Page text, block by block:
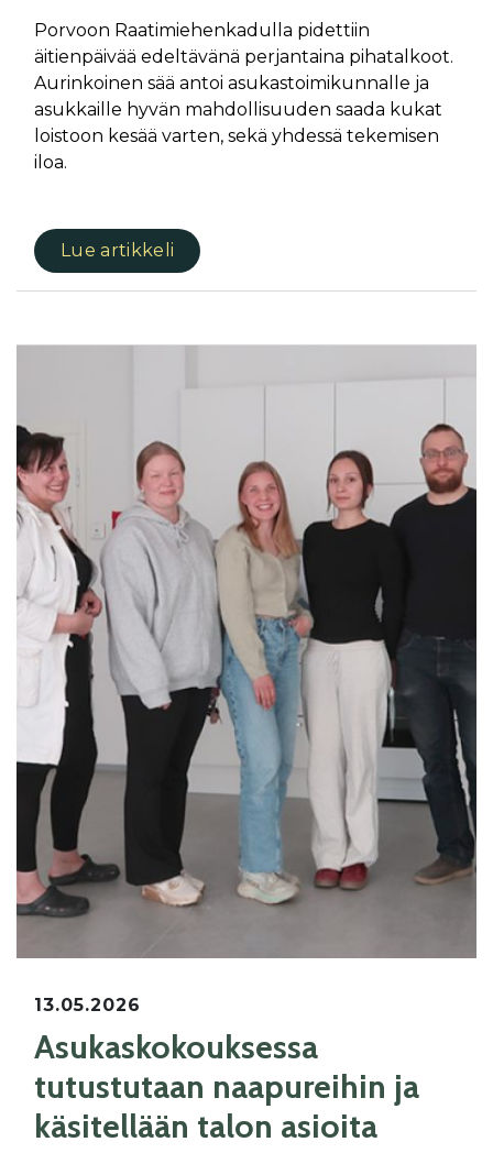
Porvoon Raatimiehenkadulla pidettiin
äitienpäivää edeltävänä perjantaina pihatalkoot.
Aurinkoinen sää antoi asukastoimikunnalle ja
asukkaille hyvän mahdollisuuden saada kukat
loistoon kesää varten, sekä yhdessä tekemisen
iloa.
Lue artikkeli
13.05.2026
Asukaskokouksessa
tutustutaan naapureihin ja
käsitellään talon asioita